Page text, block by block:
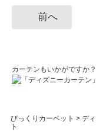
前へ
カーテンもいかがですか？
びっくりカーペット > デ
ト